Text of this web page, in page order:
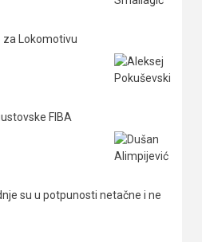
za Lokomotivu
FIBA
su u potpunosti netačne i ne